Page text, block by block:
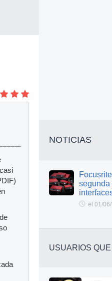
NOTICIAS
segunda
el 01/
USUARIOS